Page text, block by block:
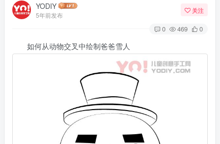
YODIY
5年前发布
关注
0 469 0
如何从动物交叉中绘制爸爸雪人